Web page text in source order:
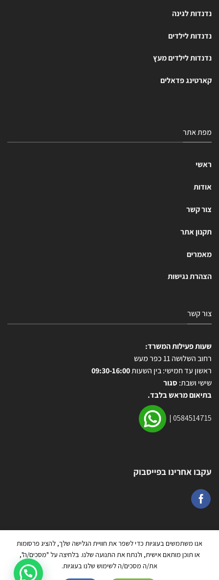
נדנדות לגינה
נדנדות לילדים
נדנדות לילדים מעץ
קארטינג פדאלים
מפת אתר
ראשי
אודות
צור קשר
תקנון אתר
מאמרים
הצהרת נגישות
צור קשר
שעות פעילות המשרד:
רחוב השלושה 11 כפר מעש
ראשון עד חמישי: בין השעות09:30-16:00
שישי ושבת: סגור
בתיאום מראש בלבד.
0584514715
|
עקבו אחרינו בפייסבוק
טרמפולינה יבוא ושיווק בע״מ | מנוהל על ידי
אנו משתמשים בעוגיות כדי לשפר את חוויית הגלישה שלך, להציג פרסומות
או תוכן מותאם אישית, ולנתח את התנועה שלנו. בלחיצה על "מסכים/ה",
את/ה מסכים/ה לשימוש שלנו בעוגיות.